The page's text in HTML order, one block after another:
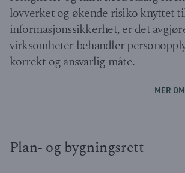
lovverket og økende risiko knyttet
informasjonssikkerhet, er det
virksomheter behandler
korrekt og ansvarlig måte.
MER
Plan- og bygningsrett